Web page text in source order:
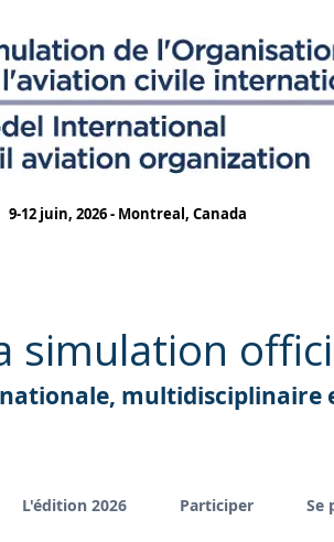
9-12 juin, 2026 - Montreal, Canada
simulation
L'édition 2026 Participer Se